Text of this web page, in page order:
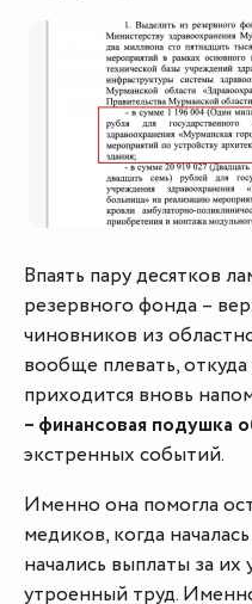
Впаять пару десятков
резервного фонда –
чиновников из
вообще плевать,
приходится вновь
– финансовая подушка
экстренных событий.
Именно она помогла
медиков, когда
начались выплаты за
утроенный труд.